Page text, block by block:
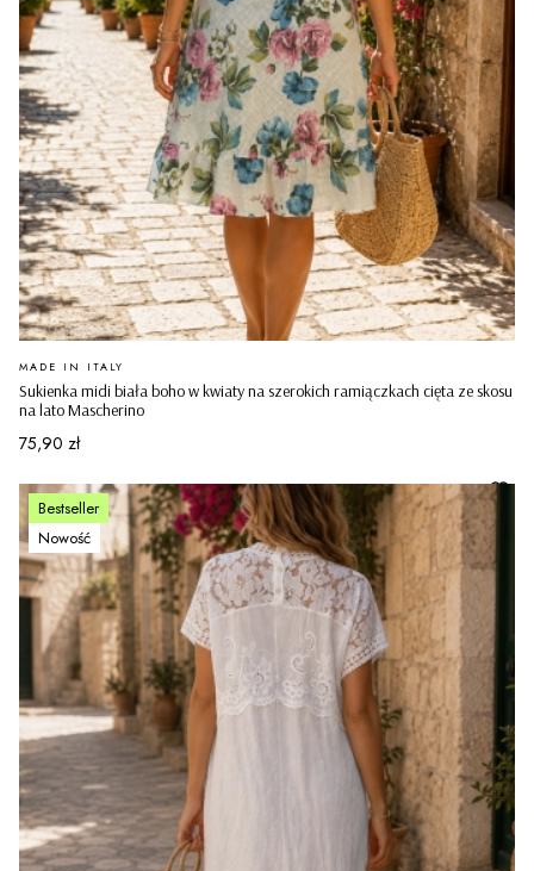
Sukienka midi biała boho w kwiaty na szerokich ramiączkach cięta ze skosu
na lato Mascherino
PRODUCENT
MADE IN ITALY
Cena
75,90 zł
Bestseller
Nowość